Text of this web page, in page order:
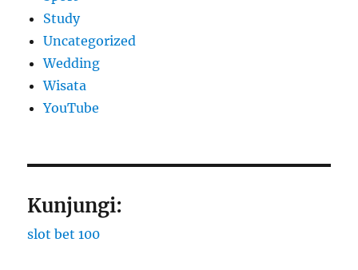
Study
Uncategorized
Wedding
Wisata
YouTube
Kunjungi:
slot bet 100